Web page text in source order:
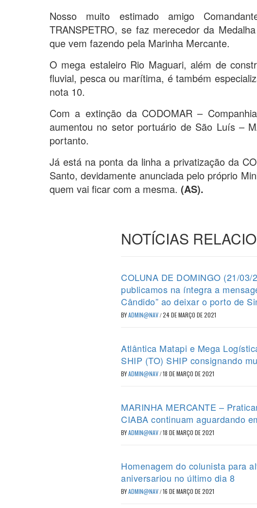
Nosso muito estimado amigo
TRANSPETRO, se faz merecedor da
que vem fazendo pela Marinha Mercante.
O mega estaleiro Rio Maguari, além de
fluvial, pesca ou marítima, é também
nota 10.
Com a extinção da CODOMAR –
aumentou no setor portuário de São Luís –
portanto.
Já está na ponta da linha a privatização da
Santo, devidamente anunciada pelo próprio
quem vai ficar com a mesma. (AS).
NOTÍCIAS
COLUNA DE DOMINGO (21/
publicamos na íntegra a
Cândido” ao deixar o porto de
BYADMIN@NAV/24 DE MARÇO DE 2021
Atlântica Matapi e Mega
SHIP (TO) SHIP consignando
BYADMIN@NAV/18 DE MARÇO DE 2021
MARINHA MERCANTE –
CIABA continuam aguardando
BYADMIN@NAV/18 DE MARÇO DE 2021
Homenagem do colunista para
aniversariou no último dia 8
BYADMIN@NAV/16 DE MARÇO DE 2021